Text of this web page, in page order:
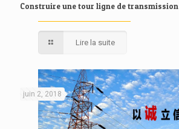
Construire une tour ligne de transmission
Lire la suite
juin 2, 2018